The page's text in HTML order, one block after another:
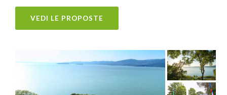
VEDI LE PROPOSTE